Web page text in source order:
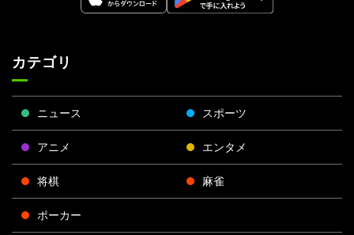
カテゴリ
ニュース スポーツ
アニメ エンタメ
将棋 麻雀
ポーカー